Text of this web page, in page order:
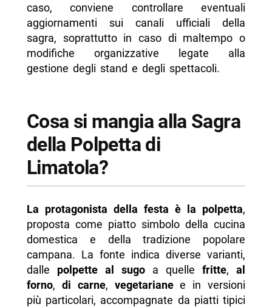
caso, conviene controllare eventuali
aggiornamenti sui canali ufficiali della
sagra, soprattutto in caso di maltempo o
modifiche organizzative legate alla
gestione degli stand e degli spettacoli.
Cosa si mangia alla Sagra
della Polpetta di
Limatola?
La protagonista della festa è la polpetta,
proposta come piatto simbolo della cucina
domestica e della tradizione popolare
campana. La fonte indica diverse varianti,
dalle polpette al sugo a quellefritte,al
forno, di carne, vegetarianee in versioni
più particolari, accompagnate da piatti tipici